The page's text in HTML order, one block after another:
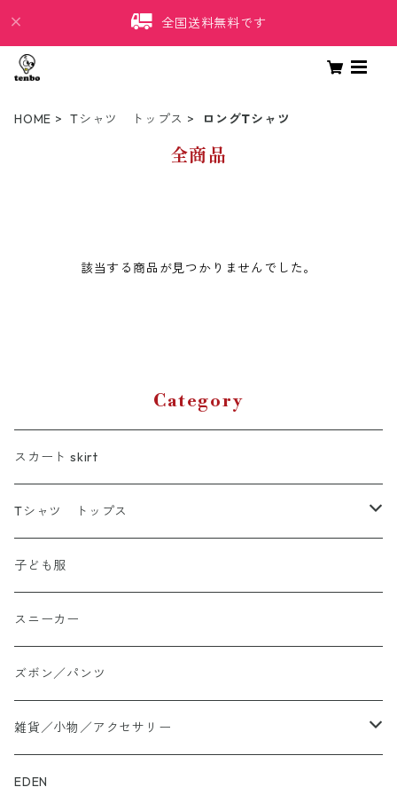
全国送料無料です
HOME Tシャツ トップス ロングTシャツ
全商品
該当する商品が見つかりませんでした。
Category
スカート skirt
Tシャツ トップス
Tシャツ
シャツ
大きいサイズ
ロングTシャツ
子ども服
スニーカー
ズボン／パンツ
雑貨／小物／アクセサリー
トートバッグ
EDEN